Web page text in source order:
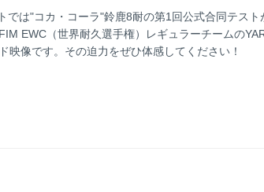
では"コカ・コーラ"鈴鹿8耐の第1回公式合同テスト
EWC（世界耐久選手権）レギュラーチームの
映像です。その迫力をぜひ体感してください！